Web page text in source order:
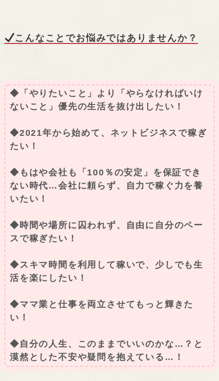
こんなことでお悩みではありませんか？
◆「やりたいこと」より「やらなければいけ
ないこと」優先の生活を抜け出したい！
◆2021年から始めて、ネットビジネスで稼ぎ
たい！
◆もはや会社も「100％の安定」を保証でき
ない時代…会社に頼らず、自力で稼ぐ力を養
いたい！
◆時間や場所に囚われず、自由に自分のペー
スで稼ぎたい！
◆スキマ時間を利用して稼いで、少しでも生
活を楽にしたい！
◆ママ業と仕事を両立させてもっと輝きた
い！
◆自分の人生、このままでいいのかな…？と
漠然とした不安や疑問を抱えている…！